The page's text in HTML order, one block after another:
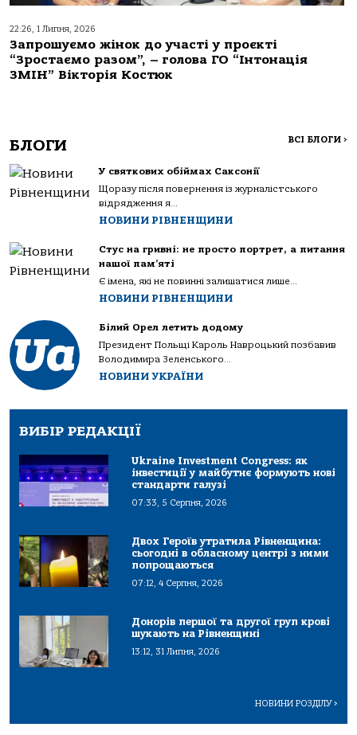
22:26, 1 Липня, 2026
Запрошуємо жінок до участі у проєкті
“Зростаємо разом”, – голова ГО “Інтонація
ЗМІН” Вікторія Костюк
БЛОГИ ВСІ БЛОГИ >
У святкових обіймах Саксонії
Щоразу після повернення із журналістського
відрядження я...
НОВИНИ РІВНЕНЩИНИ
Стус на гривні: не просто портрет, а питання
нашої пам’яті
Є імена, які не повинні залишатися лише...
НОВИНИ РІВНЕНЩИНИ
Білий Орел летить додому
Президент Польщі Кароль Навроцький позбавив
Володимира Зеленського...
НОВИНИ УКРАЇНИ
ВИБІР РЕДАКЦІЇ
Ukraine Investment Congress: як
інвестиції у майбутнє формують нові
стандарти галузі
07:33, 5 Серпня, 2026
Двох Героїв утратила Рівненщина:
сьогодні в обласному центрі з ними
попрощаються
07:12, 4 Серпня, 2026
Донорів першої та другої груп крові
шукають на Рівненщині
13:12, 31 Липня, 2026
НОВИНИ РОЗДІЛУ>